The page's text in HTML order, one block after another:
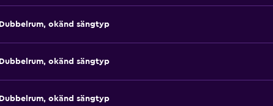
Dubbelrum, okänd sängtyp
Dubbelrum, okänd sängtyp
Dubbelrum, okänd sängtyp